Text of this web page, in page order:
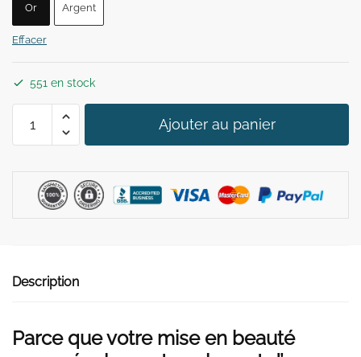
était :
39,00 €.
Or Argent
Effacer
551 en stock
Femme
Ajouter au panier
Description
Parce que votre mise en beauté